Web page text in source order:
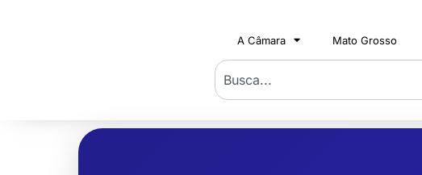
A Câmara Mato Grosso